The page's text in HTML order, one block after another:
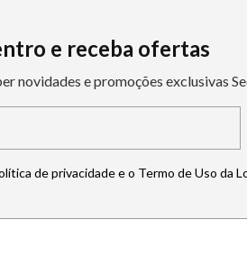
e receba ofertas
novidades e promoções exclusivas
de privacidade e o Termo de Uso da